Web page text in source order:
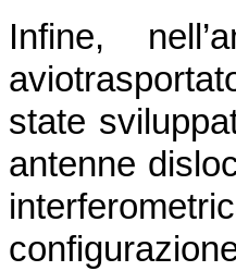
Infine,
state
antenne